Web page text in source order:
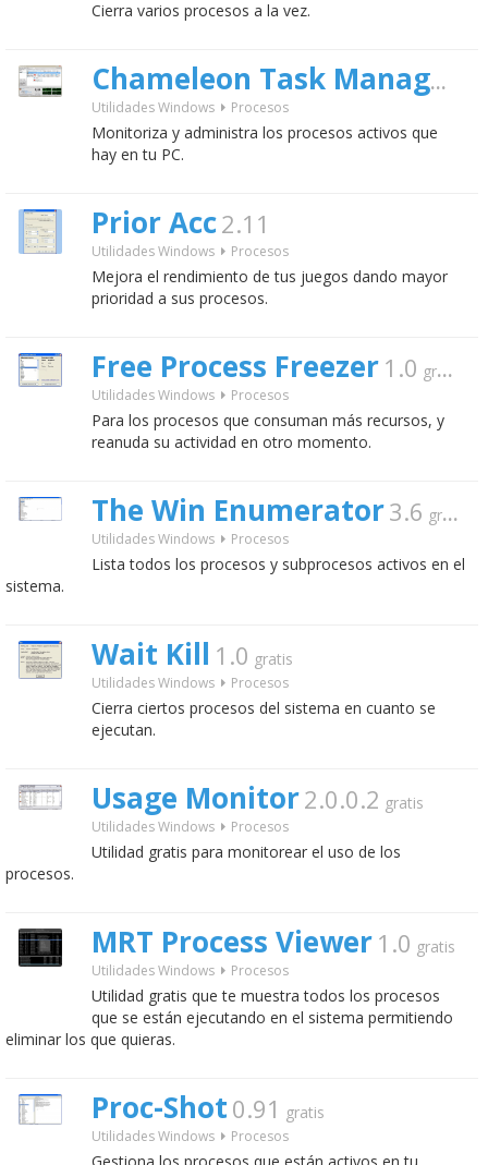
Cierra varios procesos a la vez.
Chameleon Task Manager
Utilidades Windows Procesos
Monitoriza y administra los procesos activos que
hay en tu PC.
Prior Acc2.11
Utilidades Windows Procesos
Mejora el rendimiento de tus juegos dando mayor
prioridad a sus procesos.
Free Process Freezer 1.0 gratis
Utilidades Windows Procesos
Para los procesos que consuman más recursos, y
reanuda su actividad en otro momento.
The Win Enumerator3.6 gratis
Utilidades Windows Procesos
Lista todos los procesos y subprocesos activos en el
sistema.
Wait Kill 1.0 gratis
Utilidades Windows Procesos
Cierra ciertos procesos del sistema en cuanto se
ejecutan.
Usage Monitor2.0.0.2 gratis
Utilidades Windows Procesos
Utilidad gratis para monitorear el uso de los
procesos.
MRT Process Viewer 1.0 gratis
Utilidades Windows Procesos
Utilidad gratis que te muestra todos los procesos
que se están ejecutando en el sistema permitiendo
eliminar los que quieras.
Proc-Shot 0.91 gratis
Utilidades Windows Procesos